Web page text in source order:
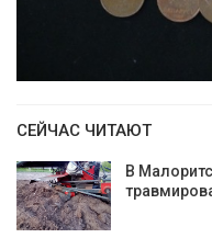
СЕЙЧАС ЧИТАЮТ
В